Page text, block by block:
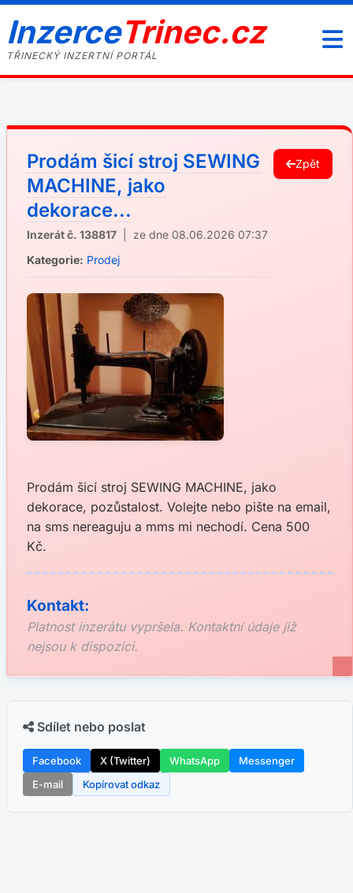
InzerceTrinec.cz
TŘINECKÝ INZERTNÍ PORTÁL
Prodám šicí stroj SEWING
MACHINE, jako
dekorace...
Inzerát č. 138817 | ze dne 08.06.2026 07:37
Kategorie: Prodej
Zpět
Prodám šicí stroj SEWING MACHINE, jako
dekorace, pozůstalost. Volejte nebo pište na email,
na sms nereaguju a mms mi nechodí. Cena 500
Kč.
Kontakt:
Platnost inzerátu vypršela. Kontaktní údaje již
nejsou k dispozici.
Sdílet nebo poslat
Facebook X (Twitter) WhatsApp
Messenger
E-mail
Kopírovat odkaz